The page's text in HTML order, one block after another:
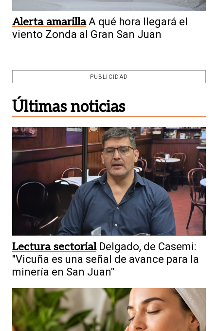
Alerta amarilla A qué hora llegará el
viento Zonda al Gran San Juan
PUBLICIDAD
Últimas noticias
Lectura sectorial Delgado, de Casemi:
"Vicuña es una señal de avance para la
minería en San Juan"